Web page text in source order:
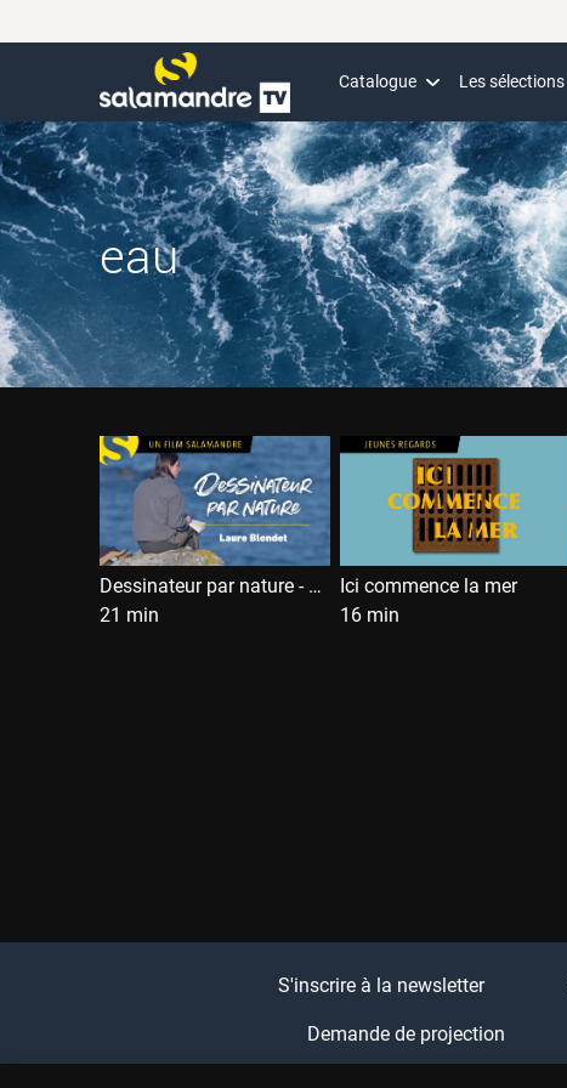
Catalogue Les sélections
eau
Dessinateur par nature - Laure Blondet
21 min
Ici commence la mer
16 min
S'inscrire à la newsletter
Demande de projection